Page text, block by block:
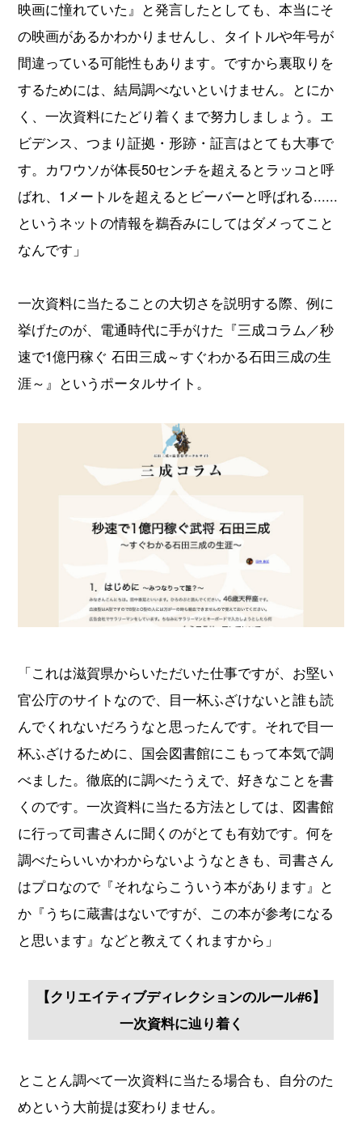
映画に憧れていた』と発言したとしても、本当にそ
の映画があるかわかりませんし、タイトルや年号が
間違っている可能性もあります。ですから裏取りを
するためには、結局調べないといけません。とにか
く、一次資料にたどり着くまで努力しましょう。エ
ビデンス、つまり証拠・形跡・証言はとても大事で
す。カワウソが体長50センチを超えるとラッコと呼
ばれ、1メートルを超えるとビーバーと呼ばれる......
というネットの情報を鵜呑みにしてはダメってこと
なんです」
一次資料に当たることの大切さを説明する際、例に
挙げたのが、電通時代に手がけた『三成コラム／秒
速で1億円稼ぐ 石田三成～すぐわかる石田三成の生
涯～』というポータルサイト。
「これは滋賀県からいただいた仕事ですが、お堅い
官公庁のサイトなので、目一杯ふざけないと誰も読
んでくれないだろうなと思ったんです。それで目一
杯ふざけるために、国会図書館にこもって本気で調
べました。徹底的に調べたうえで、好きなことを書
くのです。一次資料に当たる方法としては、図書館
に行って司書さんに聞くのがとても有効です。何を
調べたらいいかわからないようなときも、司書さん
はプロなので『それならこういう本があります』と
か『うちに蔵書はないですが、この本が参考になる
と思います』などと教えてくれますから」
【クリエイティブディレクションのルール#6】
一次資料に辿り着く
とことん調べて一次資料に当たる場合も、自分のた
めという大前提は変わりません。